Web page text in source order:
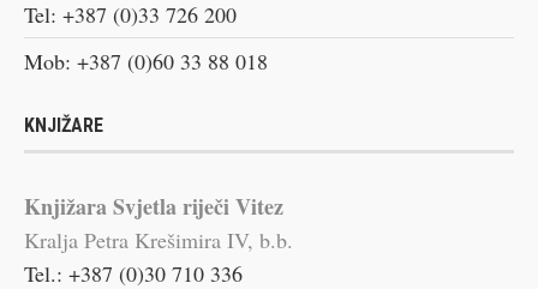
Tel: +387 (0)33 726 200
Mob: +387 (0)60 33 88 018
KNJIŽARE
Knjižara Svjetla riječi Vitez
Kralja Petra Krešimira IV, b.b.
Tel.: +387 (0)30 710 336